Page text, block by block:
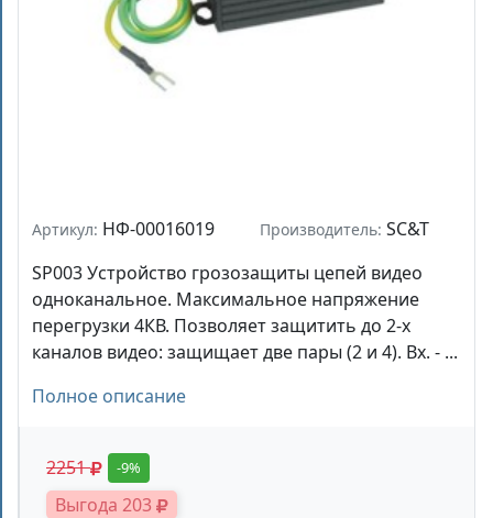
Артикул: НФ-00016019 Производитель: SC&T
SP003 Устройство грозозащиты цепей видео
одноканальное. Максимальное напряжение
перегрузки 4КВ. Позволяет защитить до 2-х
каналов видео: защищает две пары (2 и 4). Вх. - ...
Полное описание
2251 -9%
Выгода 203